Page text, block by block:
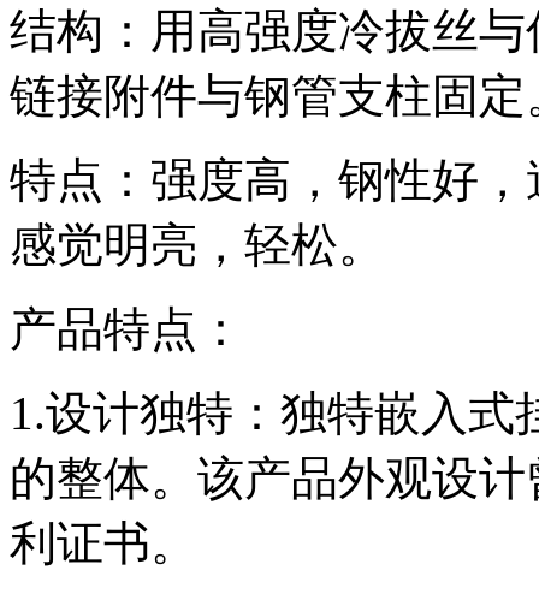
结构：用高强度冷拔丝
链接附件与钢管支柱固定
特点：强度高，钢性好
感觉明亮，轻松。
产品特点：
1.设计独特：独特嵌入
的整体。该产品外观设
利证书。